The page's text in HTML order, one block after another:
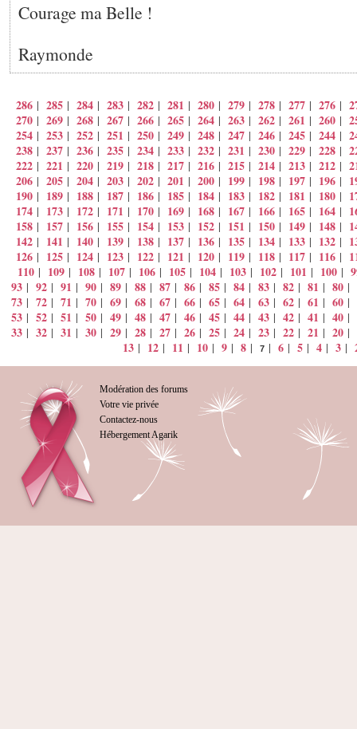
Courage ma Belle !
Raymonde
286 | 285 | 284 | 283 | 282 | 281 | 280 | 279 | 278 | 277 | 276 |
270 | 269 | 268 | 267 | 266 | 265 | 264 | 263 | 262 | 261 | 260 |
254 | 253 | 252 | 251 | 250 | 249 | 248 | 247 | 246 | 245 | 244 |
238 | 237 | 236 | 235 | 234 | 233 | 232 | 231 | 230 | 229 | 228 |
222 | 221 | 220 | 219 | 218 | 217 | 216 | 215 | 214 | 213 | 212 |
206 | 205 | 204 | 203 | 202 | 201 | 200 | 199 | 198 | 197 | 196 |
190 | 189 | 188 | 187 | 186 | 185 | 184 | 183 | 182 | 181 | 180 |
174 | 173 | 172 | 171 | 170 | 169 | 168 | 167 | 166 | 165 | 164 |
158 | 157 | 156 | 155 | 154 | 153 | 152 | 151 | 150 | 149 | 148 |
142 | 141 | 140 | 139 | 138 | 137 | 136 | 135 | 134 | 133 | 132 |
126 | 125 | 124 | 123 | 122 | 121 | 120 | 119 | 118 | 117 | 116 |
110 | 109 | 108 | 107 | 106 | 105 | 104 | 103 | 102 | 101 | 100 |
93 | 92 | 91 | 90 | 89 | 88 | 87 | 86 | 85 | 84 | 83 | 82 | 81 | 80 |
73 | 72 | 71 | 70 | 69 | 68 | 67 | 66 | 65 | 64 | 63 | 62 | 61 | 60 |
53 | 52 | 51 | 50 | 49 | 48 | 47 | 46 | 45 | 44 | 43 | 42 | 41 | 40 |
33 | 32 | 31 | 30 | 29 | 28 | 27 | 26 | 25 | 24 | 23 | 22 | 21 | 20 |
13 | 12 | 11 | 10 |9 |8 |7 |6 |5 |4 |3 |
Modération des forums
Votre vie privée
Contactez-nous
Hébergement Agarik